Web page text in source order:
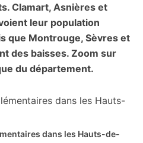
Clamart, Asnières et
leur population
que Montrouge, Sèvres et
des baisses. Zoom sur
du département.
dans les Hauts-de-